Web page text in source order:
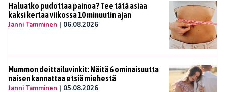
Haluatko pudottaa painoa? Tee tätä asiaa
kaksi kertaa viikossa 10 minuutin ajan
Janni Tamminen | 06.08.2026
Mummon deittailuvinkit: Näitä 6 ominaisuutta
naisen kannattaa etsiä miehestä
Janni Tamminen | 05.08.2026